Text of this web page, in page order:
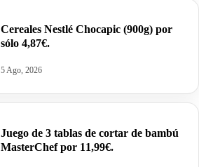
Cereales Nestlé Chocapic (900g) por
sólo 4,87€.
5 Ago, 2026
Juego de 3 tablas de cortar de bambú
MasterChef por 11,99€.